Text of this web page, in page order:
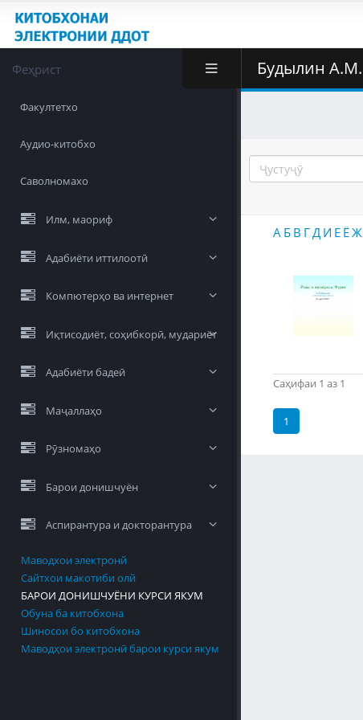
Феҳрист
Факултетхо
Аудио-китобхо
Саволномахо
Илм, маориф
Адабиёти иттилоотӣ
Компютерҳо ва интернет
Иқтисодиёт, соҳибкорӣ, мудариёт
Адабиёти бадеӣ
Маҷаллаҳо
Рӯзномаҳо
Барои донишчуён
Аспирантура и докторантура
Маводхои электронй
Сайтхои макотиби олй
БАРОИ ДОНИШЧУЁНИ КУРСИ ЯКУМ
Обуна ба китобхона
Шиносои бо китобхона
Маводҳои электронӣ барои курси якум
Будылин А.М.
А Б В ГД И Е ЁЖ
Саҳифаи 1 аз 1
1